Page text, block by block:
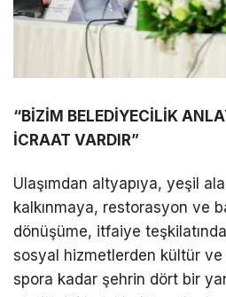
“BİZİM BELEDİYECİLİK
İCRAAT VARDIR”
Ulaşımdan altyapıya, yeşil
kalkınmaya, restorasyon ve
dönüşüme, itfaiye
sosyal hizmetlerden kültür
spora kadar şehrin dört bir